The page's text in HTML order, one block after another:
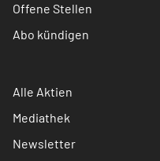
Offene Stellen
Abo kündigen
Alle Aktien
Mediathek
Newsletter